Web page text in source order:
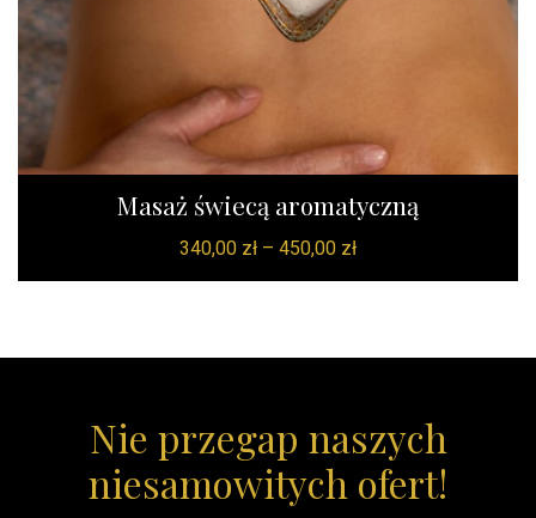
Masaż świecą aromatyczną
340,00 zł – 450,00 zł
Nie przegap naszych
niesamowitych ofert!